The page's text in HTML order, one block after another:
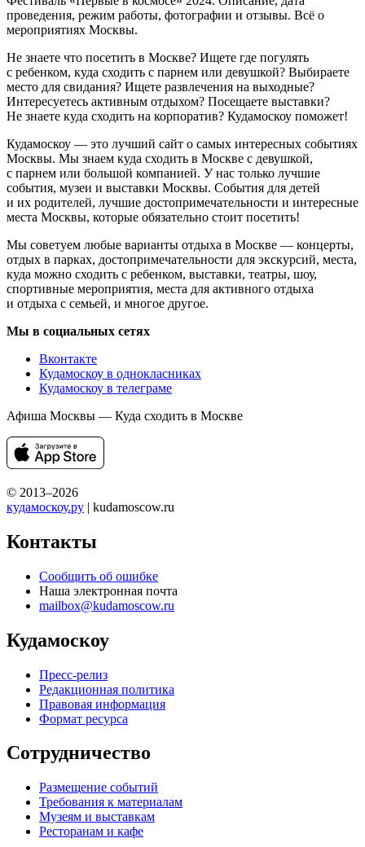
проведения, режим работы, фотографии и отзывы. Всё о
мероприятиях Москвы.
Не знаете что посетить в Москве? Ищете где погулять
с ребенком, куда сходить с парнем или девушкой? Выбираете
место для свидания? Ищете развлечения на выходные?
Интересуетесь активным отдыхом? Посещаете выставки?
Не знаете куда сходить на корпоратив? Кудамоскоу поможет!
Кудамоскоу — это лучший сайт о самых интересных событиях
Москвы. Мы знаем куда сходить в Москве с девушкой,
с парнем или большой компанией. У нас только лучшие
события, музеи и выставки Москвы. События для детей
и их родителей, лучшие достопримечательности и интересные
места Москвы, которые обязательно стоит посетить!
Мы советуем любые варианты отдыха в Москве — концерты,
отдых в парках, достопримечательности для экскурсий, места,
куда можно сходить с ребенком, выставки, театры, шоу,
спортивные мероприятия, места для активного отдыха
и отдыха с семьей, и многое другое.
Мы в социальных сетях
Вконтакте
Кудамоскоу в однокласниках
Кудамоскоу в телеграме
Афиша Москвы — Куда сходить в Москве
© 2013–2026
кудамоскоу.ру | kudamoscow.ru
Контакты
Сообщить об ошибке
Наша электронная почта
mailbox@kudamoscow.ru
Кудамоскоу
Пресс-релиз
Редакционная политика
Правовая информация
Формат ресурса
Сотрудничество
Размещение событий
Требования к материалам
Музеям и выставкам
Ресторанам и кафе